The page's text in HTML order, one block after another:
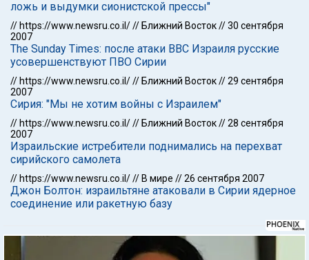
ложь и выдумки сионистской прессы"
// https://www.newsru.co.il/// Ближний Восток//30 сентября
2007
The Sunday Times: после атаки ВВС Израиля русские
усовершенствуют ПВО Сирии
// https://www.newsru.co.il/// Ближний Восток//29 сентября
2007
Сирия: "Мы не хотим войны с Израилем"
// https://www.newsru.co.il/// Ближний Восток//28 сентября
2007
Израильские истребители поднимались на перехват
сирийского самолета
// https://www.newsru.co.il/// В мире //26 сентября 2007
Джон Болтон: израильтяне атаковали в Сирии ядерное
соединение или ракетную базу